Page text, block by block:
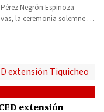
Negrón Espinoza
la ceremonia solemne de
extensión